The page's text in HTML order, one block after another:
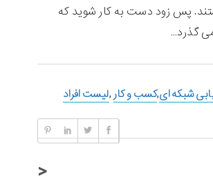
پس زود دست به کار شوید که
گذرد…
شبکه ای,کسب و کار,لیست افراد
<